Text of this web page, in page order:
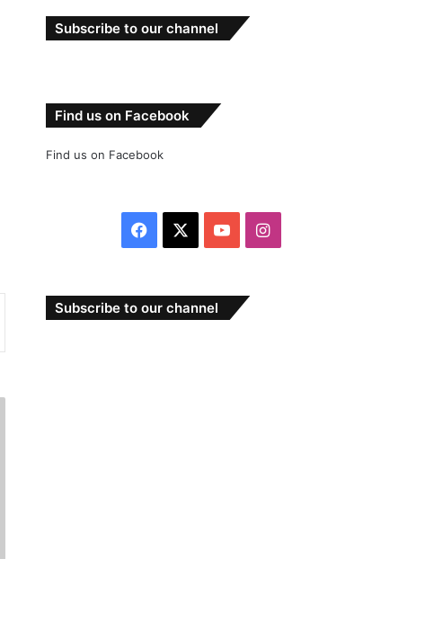
Subscribe to our channel
Find us on Facebook
Find us on Facebook
Facebook YouTubeInstagram
Subscribe to our channel